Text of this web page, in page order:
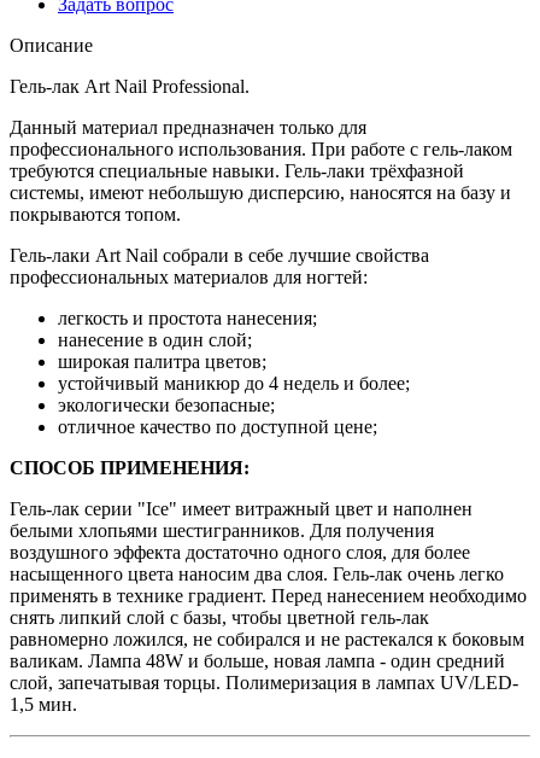
Описание
Гель-лак Art Nail Professional.
Данный материал предназначен только для
профессионального использования. При работе с гель-лаком
требуются специальные навыки. Гель-лаки трёхфазной
системы, имеют небольшую дисперсию, наносятся на базу и
покрываются топом.
Гель-лаки Art Nail собрали в себе лучшие свойства
профессиональных материалов для ногтей:
легкость и простота нанесения;
нанесение в один слой;
широкая палитра цветов;
устойчивый маникюр до 4 недель и более;
экологически безопасные;
отличное качество по доступной цене;
СПОСОБ ПРИМЕНЕНИЯ:
Гель-лак серии "Ice" имеет витражный цвет и наполнен
белыми хлопьями шестигранников. Для получения
воздушного эффекта достаточно одного слоя, для более
насыщенного цвета наносим два слоя. Гель-лак очень легко
применять в технике градиент. Перед нанесением необходимо
снять липкий слой с базы, чтобы цветной гель-лак
равномерно ложился, не собирался и не растекался к боковым
валикам. Лампа 48W и больше, новая лампа - один средний
слой, запечатывая торцы. Полимеризация в лампах UV/LED-
1,5 мин.